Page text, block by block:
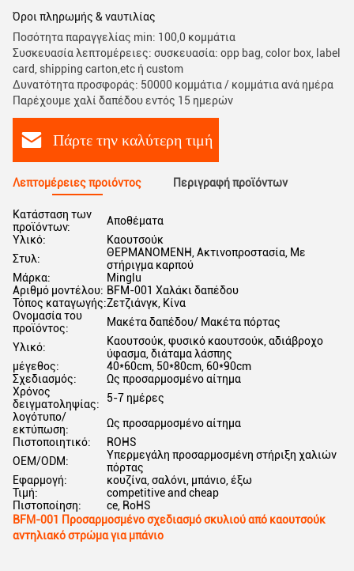
Όροι πληρωμής & ναυτιλίας
Ποσότητα παραγγελίας min: 100,0 κομμάτια
Συσκευασία λεπτομέρειες: συσκευασία: opp bag, color box, label
card, shipping carton,etc ή custom
Δυνατότητα προσφοράς: 50000 κομμάτια / κομμάτια ανά ημέρα
Παρέχουμε χαλί δαπέδου εντός 15 ημερών
Πάρτε την καλύτερη τιμή
Λεπτομέρειες προιόντος Περιγραφή προϊόντων
Κατάσταση των
προϊόντων:
Αποθέματα
Υλικό:
Καουτσούκ
Στυλ:
ΘΕΡΜΑΝΟΜΕΝΗ, Ακτινοπροστασία, Με
στήριγμα καρπού
Μάρκα:
Minglu
Αριθμό μοντέλου: BFM-001 Χαλάκι δαπέδου
Τόπος καταγωγής:Ζετζιάνγκ, Κίνα
Ονομασία του
προϊόντος:
Μακέτα δαπέδου/ Μακέτα πόρτας
Υλικό:
Καουτσούκ, φυσικό καουτσούκ, αδιάβροχο
ύφασμα, διάταμα λάσπης
μέγεθος:
40*60cm, 50*80cm, 60*90cm
Σχεδιασμός:
Ως προσαρμοσμένο αίτημα
Χρόνος
δειγματοληψίας:
5-7 ημέρες
λογότυπο/
εκτύπωση:
Ως προσαρμοσμένο αίτημα
Πιστοποιητικό:
ROHS
OEM/ODM:
Υπερμεγάλη προσαρμοσμένη στήριξη χαλιών
πόρτας
Εφαρμογή:
κουζίνα, σαλόνι, μπάνιο, έξω
Τιμή:
competitive and cheap
Πιστοποίηση:
ce, RoHS
BFM-001 Προσαρμοσμένο σχεδιασμό σκυλιού από καουτσούκ
αντηλιακό στρώμα για μπάνιο